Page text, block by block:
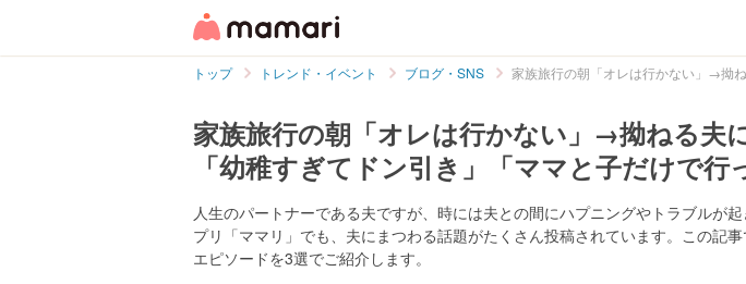
トップ トレンド・イベント ブログ・SNS 家族旅行の朝「オレは行かない」→拗
家族旅行の朝「オレは行かない」→拗ねる夫
「幼稚すぎてドン引き」「ママと子だけで行
人生のパートナーである夫ですが、時には夫との間にハプニングやトラブルが
プリ「ママリ」でも、夫にまつわる話題がたくさん投稿されています。この記
エピソードを3選でご紹介します。